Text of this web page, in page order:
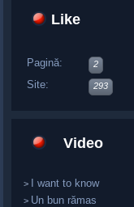
Like
Pagină: 2
Site: 293
Video
> I want to know
> Un bun rămas